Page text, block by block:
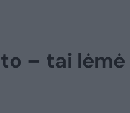
– tai lėmė